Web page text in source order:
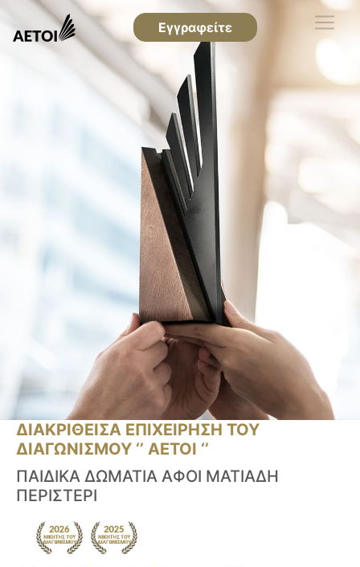
Εγγραφείτε
ΔΙΑΚΡΙΘΕΙΣΑ ΕΠΙΧΕΙΡΗΣΗ ΤΟΥ
ΔΙΑΓΩΝΙΣΜΟΥ ‘’ ΑΕΤΟΙ ‘’
ΠΑΙΔΙΚΑ ΔΩΜΑΤΙΑ ΑΦΟΙ ΜΑΤΙΑΔΗ
ΠΕΡΙΣΤΕΡΙ